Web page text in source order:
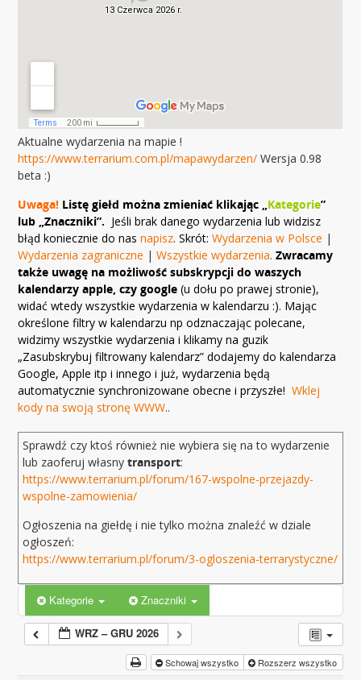
Aktualne wydarzenia na mapie !
https://www.terrarium.com.pl/mapawydarzen/ Wersja 0.98
beta :)
Uwaga! Listę giełd można zmieniać klikając „Kategorie”
lub „Znaczniki”. Jeśli brak danego wydarzenia lub widzisz
błąd koniecznie do nasnapisz. Skrót:Wydarzenia w Polsce |
Wydarzenia zagraniczne |Wszystkie wydarzenia.Zwracamy
także uwagę na możliwość subskrypcji do waszych
kalendarzy apple, czy google (u dołu po prawej stronie),
widać wtedy wszystkie wydarzenia w kalendarzu :). Mając
określone filtry w kalendarzu np odznaczając polecane,
widzimy wszystkie wydarzenia i klikamy na guzik
„Zasubskrybuj filtrowany kalendarz” dodajemy do kalendarza
Google, Apple itp i innego i już, wydarzenia będą
automatycznie synchronizowane obecne i przyszłe!Wklej
kody na swoją stronę WWW..
Sprawdź czy ktoś również nie wybiera się na to wydarzenie
lub zaoferuj własny transport:
https://www.terrarium.pl/forum/167-wspolne-przejazdy-
wspolne-zamowienia/
Ogłoszenia na giełdę i nie tylko można znaleźć w dziale
ogłoszeń:
https://www.terrarium.pl/forum/3-ogloszenia-terrarystyczne/
Kategorie Znaczniki
WRZ – GRU 2026
Schowaj wszystko Rozszerz wszystko